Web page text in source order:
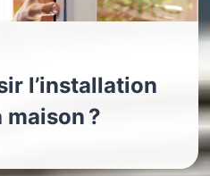
l’installation
maison ?